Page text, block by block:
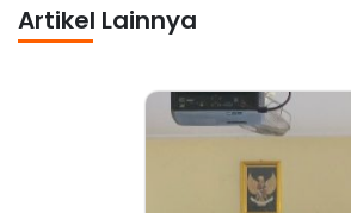
Artikel Lainnya